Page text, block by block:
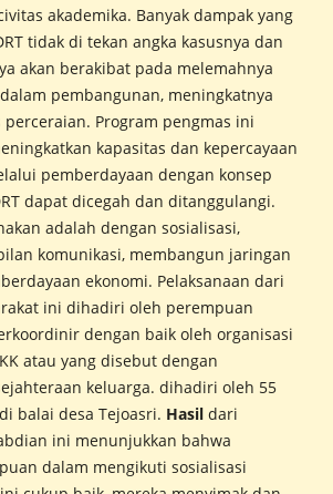
akademika. Banyak dampak yang
tidak di tekan angka kasusnya dan
akan berakibat pada melemahnya
pembangunan, meningkatnya
Program pengmas ini
kapasitas dan kepercayaan
pemberdayaan dengan konsep
dapat dicegah dan ditanggulangi.
adalah dengan sosialisasi,
komunikasi, membangun jaringan
ekonomi. Pelaksanaan dari
ini dihadiri oleh perempuan
dengan baik oleh organisasi
atau yang disebut dengan
keluarga. dihadiri oleh 55
balai desa Tejoasri. Hasildari
ini menunjukkan bahwa
dalam mengikuti sosialisasi